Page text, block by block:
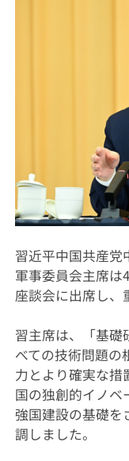
習近平中国共産党
軍事委員会主席は
座談会に出席し、
習主席は、「基礎
べての技術問題の
力とより確実な措
国の独創的イノベ
強国建設の基礎を
調しました。